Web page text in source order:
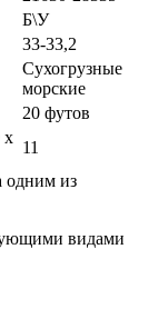
Б\У
33-33,2
Сухогрузные
морские
20 футов
x
11
одним из
видами